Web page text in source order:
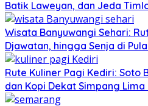
Batik Laweyan, dan Jeda
Wisata Banyuwangi Sehari:
Djawatan, hingga Senja di
Rute Kuliner Pagi Kediri: Soto
dan Kopi Dekat Simpang Lima